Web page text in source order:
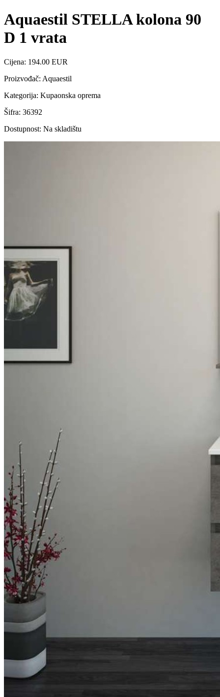
Aquaestil STELLA kolona 90
D 1 vrata
Cijena: 194.00 EUR
Proizvođač: Aquaestil
Kategorija: Kupaonska oprema
Šifra: 36392
Dostupnost: Na skladištu